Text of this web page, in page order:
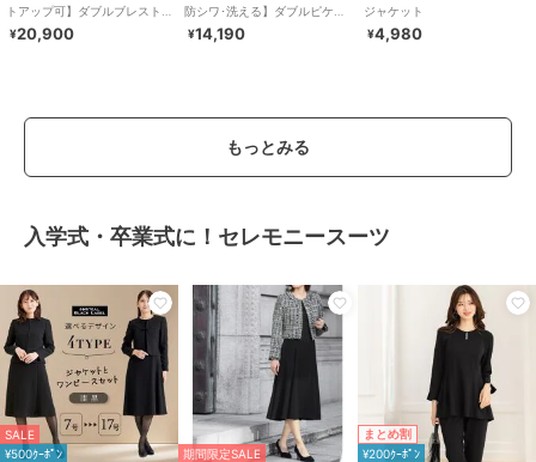
トアップ可】ダブルブレスト
ブレザー
¥20,900
防シワ･洗える】ダブルピケク
ロス・パール調デザインカラ
¥14,190
ジャケット
¥4,980
もっとみる
入学式・卒業式に！セレモニースーツ
SALE
¥500ｸｰﾎﾟﾝ
期間限定SALE
まとめ割
¥200ｸｰﾎﾟﾝ